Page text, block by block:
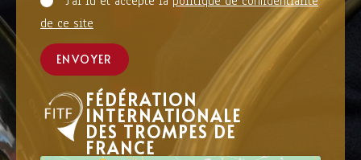
de ce site
ENVOYER
FÉDÉRATION
INTERNATIONALE
DES TROMPES DE
FRANCE